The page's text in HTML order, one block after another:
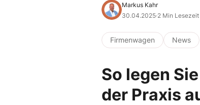
Markus Kahr
30.04.2025·2 Min Lesezeit
Firmenwagen News
So legen
der Praxis